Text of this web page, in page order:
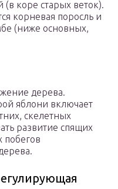
коре старых веток).
корневая поросль и
(ниже основных,
дерева.
яблони включает
скелетных
развитие спящих
побегов